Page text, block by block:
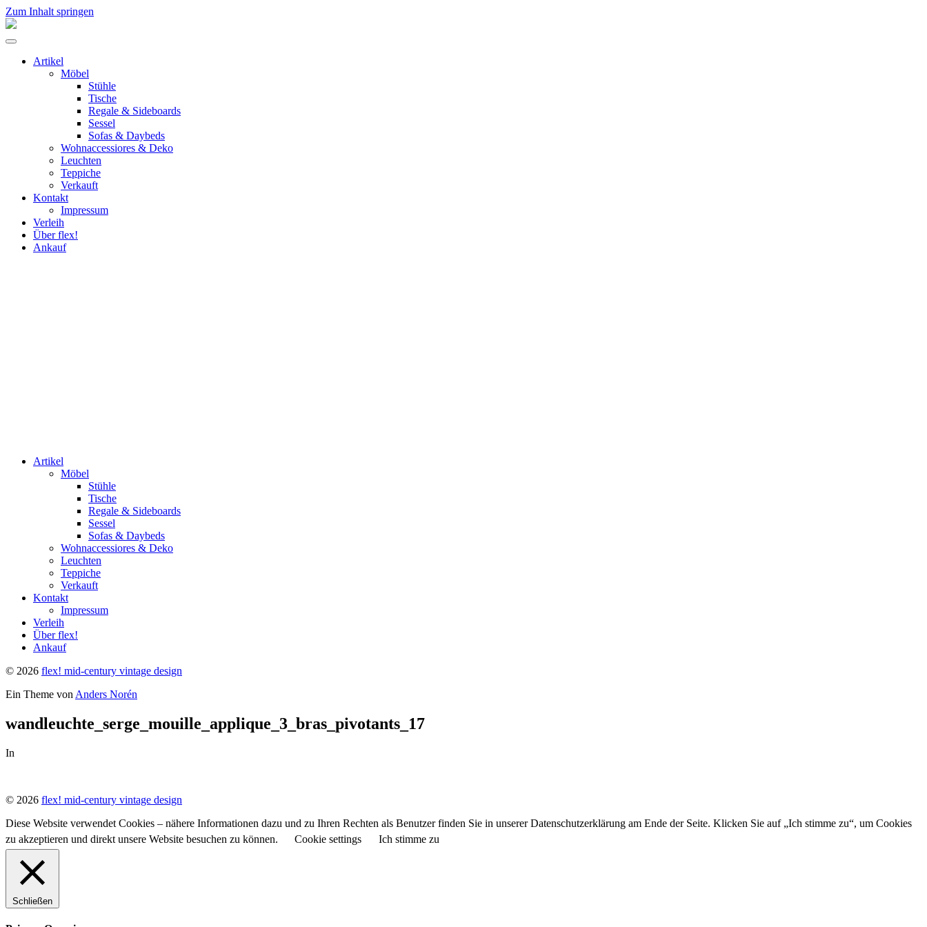
Zum Inhalt springen
flex!
vintage
Menü
umschalten
Artikel
Möbel
Stühle
Tische
Regale & Sideboards
Sessel
Sofas & Daybeds
Wohnaccessiores & Deko
Leuchten
Teppiche
Verkauft
Kontakt
Impressum
Verleih
Über flex!
Ankauf
Artikel
Möbel
Stühle
Tische
Regale & Sideboards
Sessel
Sofas & Daybeds
Wohnaccessiores & Deko
Leuchten
Teppiche
Verkauft
Kontakt
Impressum
Verleih
Über flex!
Ankauf
© 2026 flex! mid-century vintage design
Ein Theme von Anders Norén
wandleuchte_serge_mouille_applique_3_bras_pivotants_17
In
© 2026 flex! mid-century vintage design
Diese Website verwendet Cookies – nähere Informationen dazu und zu Ihren Rechten als Benutzer finden Sie in unserer Datenschutzerklärung am Ende der Seite. Klicken Sie auf „Ich stimme zu“, um Cookies
zu akzeptieren und direkt unsere Website besuchen zu können.
Cookie settings Ich stimme zu
Schließen